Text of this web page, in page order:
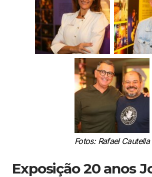
Fotos: Rafael Cautella
Exposição 20 anos